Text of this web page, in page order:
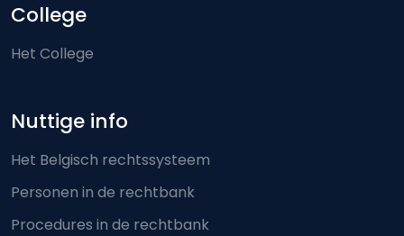
College
Het College
Nuttige info
Het Belgisch rechtssysteem
Personen in de rechtbank
Procedures in de rechtbank